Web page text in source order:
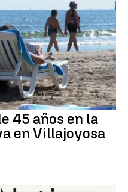
45 años en la
en Villajoyosa